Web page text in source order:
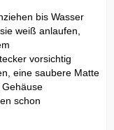
bis Wasser
weiß anlaufen,
vorsichtig
eine saubere Matte
schon